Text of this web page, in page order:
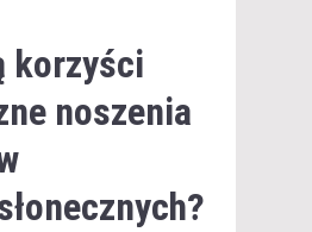
korzyści
noszenia